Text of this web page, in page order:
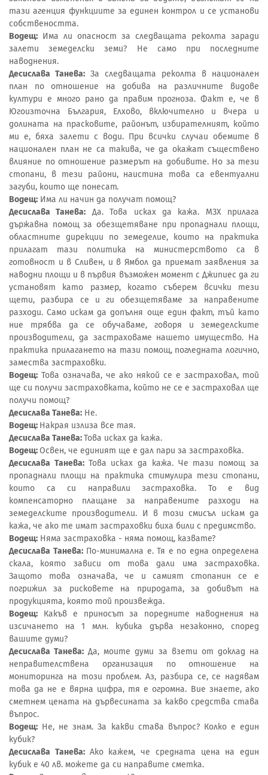
тази агенция функциите за единен контрол и се установи
собствеността.
Водещ: Има ли опасност за следващата реколта заради
залети земеделски земи? Не само при последните
наводнения.
Десислава Танева: За следващата реколта в национален
план по отношение на добива на различните видове
култури е много рано да правим прогноза. Факт е, че в
Югоизточна България, Елхово, включително и вчера и
долината на прасковите, районът, избирателният, който
ми е, бяха залети с води. При всички случаи обемите в
национален план не са такива, че да окажат съществено
влияние по отношение размерът на добивите. Но за тези
стопани, в тези райони, наистина това са евентуални
загуби, които ще понесат.
Водещ: Има ли начин да получат помощ?
Десислава Танева: Да. Това исках да кажа. МЗХ прилага
държавна помощ за обезщетяване при пропаднали площи,
областните дирекции по земеделие, които на практика
прилагат тази политика на министерството са в
готовност и в Сливен, и в Ямбол да приемат заявления за
наводни площи и в първия възможен момент с Джипиес да ги
установят като размер, когато съберем всички тези
щети, разбира се и ги обезщетяваме за направените
разходи. Само искам да допълня още един факт, тъй като
ние трябва да се обучаваме, говоря и земеделските
производители, да застраховаме нашето имущество. На
практика прилагането на тази помощ, погледната логично,
замества застраховки.
Водещ: Това означава, че ако някой се е застраховал, той
ще си получи застраховката, който не се е застраховал ще
получи помощ?
Десислава Танева: Не.
Водещ: Накрая излиза все тая.
Десислава Танева:Това исках да кажа.
Водещ:Освен, че единият ще е дал пари за застраховка.
Десислава Танева: Това исках да кажа. Че тази помощ за
пропаднали площи на практика стимулира тези стопани,
които са си направили застраховка. То е вид
компенсаторно плащане за направените разходи на
земеделските производители. И в този смисъл искам да
кажа, че ако те имат застраховки биха били с предимство.
Водещ: Няма застраховка - няма помощ, казвате?
Десислава Танева:По-минимална е. Тя е по една определена
скала, която зависи от това дали има застраховка.
Защото това означава, че и самият стопанин се е
погрижил за рисковете на природата, за добивът на
продукцията, която той произвежда.
Водещ: Какъв е приносът за поредните наводнения на
изсичането на 1 млн. кубика дърва незаконно, според
вашите думи?
Десислава Танева: Да, моите думи за взети от доклад на
неправителствена организация по отношение на
мониторинга на този проблем. Аз, разбира се, се надявам
това да не е вярна цифра, тя е огромна. Вие знаете, ако
сметнем цената на дървесината за какво средства става
въпрос.
Водещ: Не, не знам. За какви става въпрос? Колко е един
кубик?
Десислава Танева: Ако кажем, че средната цена на един
кубик е 40 лв. можете да си направите сметка.